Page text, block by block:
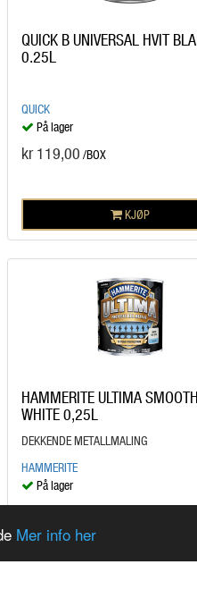
Mer info her
QUICK B UNIVERSAL HVIT
0.25L
QUICK
På lager
kr 119,00 /BOX
KJØP
HAMMERITE ULTIMA SMOOTH
WHITE 0,25L
DEKKENDE METALLMALING
HAMMERITE
På lager
kr 209,00